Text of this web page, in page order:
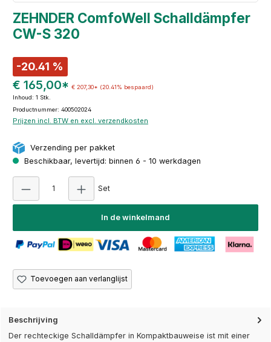
ZEHNDER ComfoWell Schalldämpfer
CW-S 320
-20.41 %
€ 165,00* € 207,30* (20.41% bespaard)
Inhoud: 1 Stk.
Productnummer: 400502024
Prijzen incl. BTW en excl. verzendkosten
Verzending per pakket
Beschikbaar, levertijd: binnen 6 - 10 werkdagen
Set
In de winkelmand
Toevoegen aan verlanglijst
Beschrijving
Der rechteckige Schalldämpfer in Kompaktbauweise ist mit einer